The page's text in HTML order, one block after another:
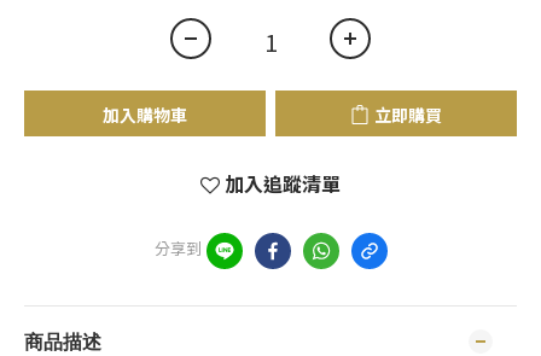
加入購物車 立即購買
加入追蹤清單
分享到
商品描述